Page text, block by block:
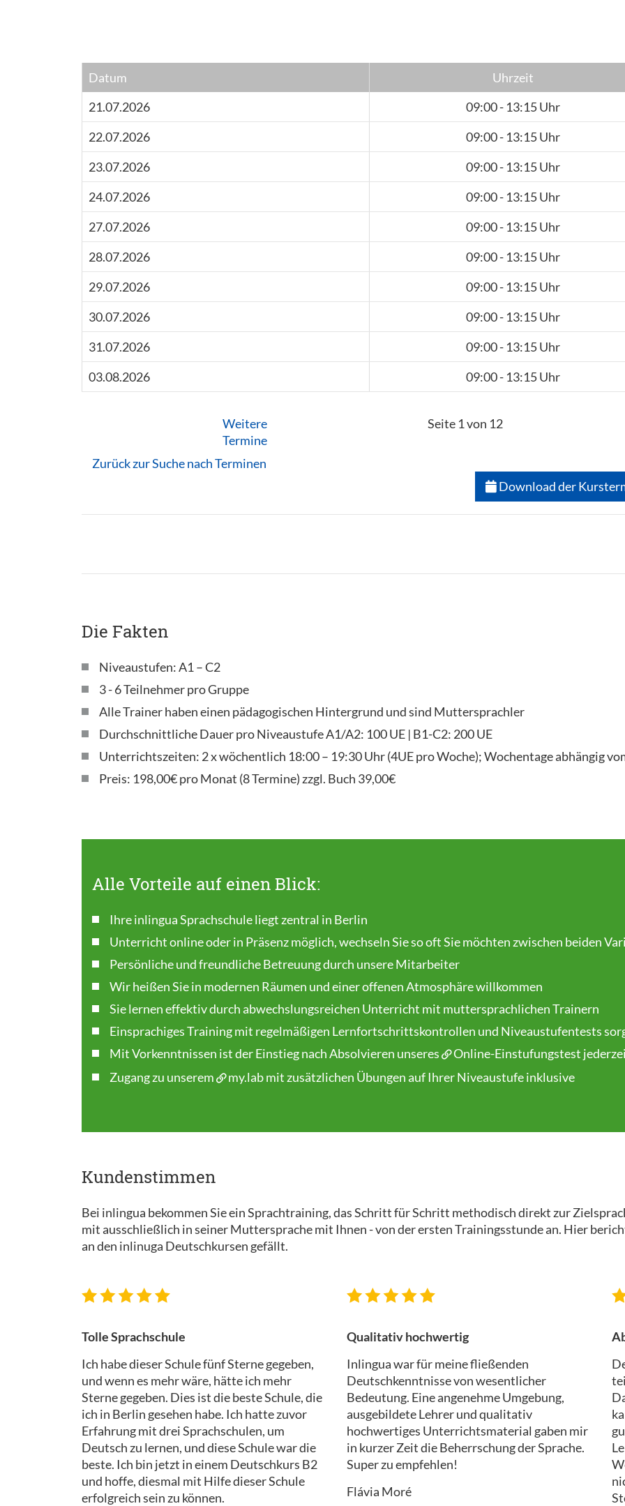
Datum
Uhrzeit
21.07.2026
09:00 - 13:15 Uhr
22.07.2026
09:00 - 13:15 Uhr
23.07.2026
09:00 - 13:15 Uhr
24.07.2026
09:00 - 13:15 Uhr
27.07.2026
09:00 - 13:15 Uhr
28.07.2026
09:00 - 13:15 Uhr
29.07.2026
09:00 - 13:15 Uhr
30.07.2026
09:00 - 13:15 Uhr
31.07.2026
09:00 - 13:15 Uhr
03.08.2026
09:00 - 13:15 Uhr
Weitere
Termine
Seite 1 von 12
Zurück zur Suche nach Terminen
Download der
Die Fakten
Niveaustufen: A1 – C2
3 - 6 Teilnehmer pro Gruppe
Alle Trainer haben einen pädagogischen Hintergrund und sind Muttersprachler
Durchschnittliche Dauer pro Niveaustufe A1/A2: 100 UE | B1-C2: 200 UE
Unterrichtszeiten: 2 x wöchentlich 18:00 – 19:30 Uhr (4UE pro Woche); Wochentage abhängig
Preis: 198,00€ pro Monat (8 Termine) zzgl. Buch 39,00€
Alle Vorteile auf einen Blick:
Ihre inlingua Sprachschule liegt zentral in Berlin
Unterricht online oder in Präsenz möglich, wechseln Sie so oft Sie möchten zwischen beiden
Persönliche und freundliche Betreuung durch unsere Mitarbeiter
Wir heißen Sie in modernen Räumen und einer offenen Atmosphäre willkommen
Sie lernen effektiv durch abwechslungsreichen Unterricht mit muttersprachlichen Trainern
Einsprachiges Training mit regelmäßigen Lernfortschrittskontrollen und Niveaustufentests
Mit Vorkenntnissen ist der Einstieg nach Absolvieren unseres
Online-Einstufungstest
Zugang zu unserem
my.labmit zusätzlichen Übungen auf Ihrer Niveaustufe inklusive
Kundenstimmen
Bei inlingua bekommen Sie ein Sprachtraining, das Schritt für Schritt methodisch direkt zur
mit ausschließlich in seiner Muttersprache mit Ihnen - von der ersten Trainingsstunde an. Hier
an den inlinuga Deutschkursen gefällt.
Tolle Sprachschule
Ich habe dieser Schule fünf Sterne gegeben,
und wenn es mehr wäre, hätte ich mehr
Sterne gegeben. Dies ist die beste Schule, die
ich in Berlin gesehen habe. Ich hatte zuvor
Erfahrung mit drei Sprachschulen, um
Deutsch zu lernen, und diese Schule war die
beste. Ich bin jetzt in einem Deutschkurs B2
und hoffe, diesmal mit Hilfe dieser Schule
erfolgreich sein zu können.
Qualitativ hochwertig
Inlingua war für meine fließenden
Deutschkenntnisse von wesentlicher
Bedeutung. Eine angenehme Umgebung,
ausgebildete Lehrer und qualitativ
hochwertiges Unterrichtsmaterial gaben mir
in kurzer Zeit die Beherrschung der Sprache.
Super zu empfehlen!
Flávia Moré